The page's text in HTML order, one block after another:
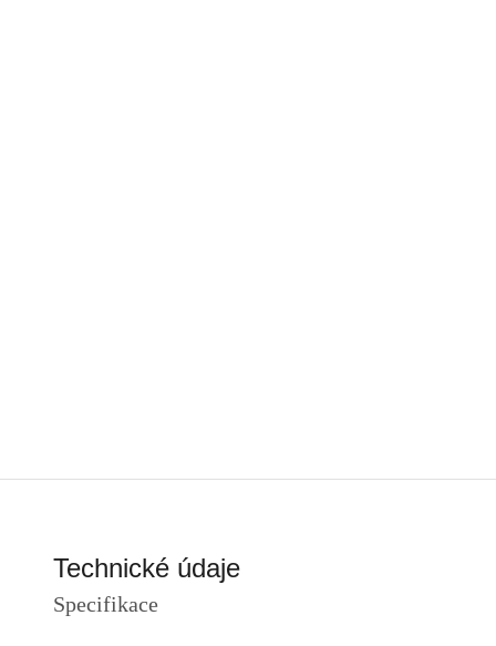
Technické údaje
Specifikace